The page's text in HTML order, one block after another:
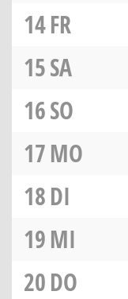
14FR
15SA
16SO
17MO
18DI
19MI
20DO